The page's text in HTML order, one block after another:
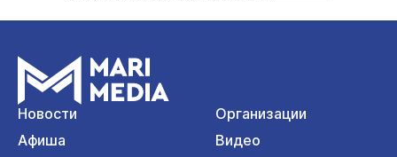
Новости
Организации
Афиша
Видео